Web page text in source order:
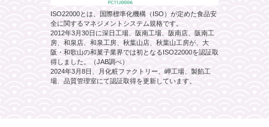
ISO22000とは、国際標準化機構（ISO）が定めた食品安
全に関するマネジメントシステム規格です。
2012年3月30日に深日工場、阪南工場、阪南店、阪南工
房、和泉店、和泉工房、秋葉山店、秋葉山工房が、大
阪・和歌山の和菓子業界では初となるISO22000を認証取
得しました。（JAB調べ）
2024年3月8日、月化粧ファクトリー、岬工場、製餡工
場、品質管理室にて認証取得を更新しています。